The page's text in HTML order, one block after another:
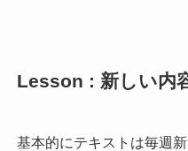
Lesson : 新しい内
基本的にテキストは毎週